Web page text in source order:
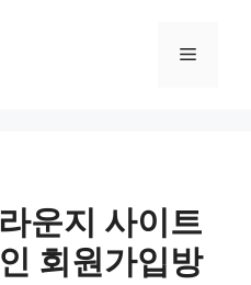
메
운지 사이트
회원가입방